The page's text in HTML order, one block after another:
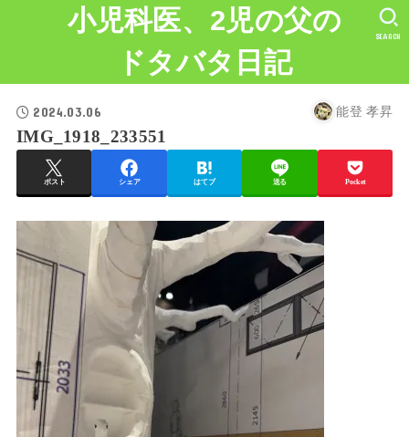
小児科医、2児の父の
ドタバタ日記
SEARCH
2024.03.06 能登 孝昇
IMG_1918_233551
ポスト シェア はてブ 送る Pocket